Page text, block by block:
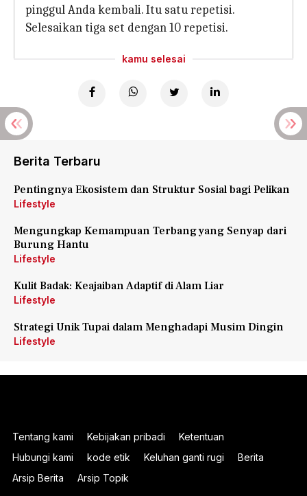
pinggul Anda kembali. Itu satu repetisi.
Selesaikan tiga set dengan 10 repetisi.
kamu selesai
Berita Terbaru
Pentingnya Ekosistem dan Struktur Sosial bagi Pelikan
Lifestyle
Mengungkap Kemampuan Terbang yang Senyap dari
Burung Hantu
Lifestyle
Kulit Badak: Keajaiban Adaptif di Alam Liar
Lifestyle
Strategi Unik Tupai dalam Menghadapi Musim Dingin
Lifestyle
Tentang kami Kebijakan pribadi
Ketentuan
Hubungi kami
kode etik Keluhan ganti rugi
Berita
Arsip Berita
Arsip Topik